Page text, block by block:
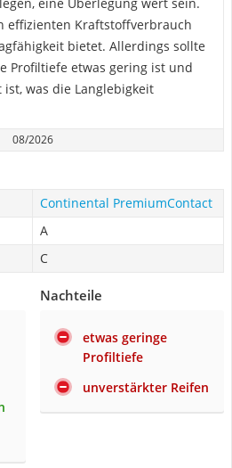
effizienten Kraftstoffverbrauch
bietet. Allerdings sollte
Profiltiefe etwas gering ist und
was die Langlebigkeit
08/2026
Continental PremiumContact
A
C
Nachteile
etwas geringe
Profiltiefe
unverstärkter Reifen